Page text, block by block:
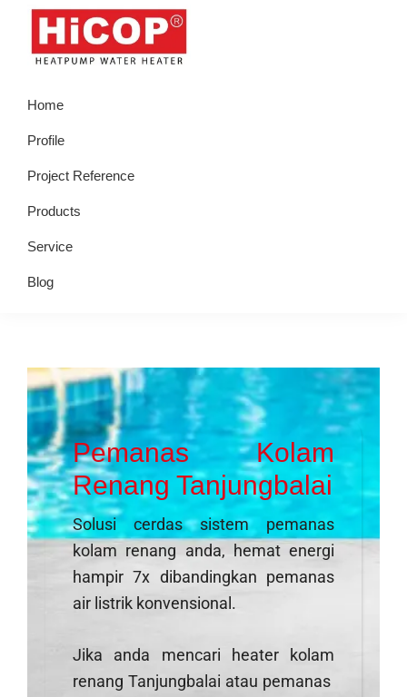
Skip
primary
Skip
Skip
primary
Skip
footer
Water
Heater
Home
Profile
Project Reference
Products
Service
Blog
Pemanas Kolam
Renang Tanjungbalai
Solusi cerdas sistem pemanas
kolam renang anda, hemat energi
hampir 7x dibandingkan pemanas
air listrik konvensional.
Jika anda mencari heater kolam
renang Tanjungbalai atau pemanas